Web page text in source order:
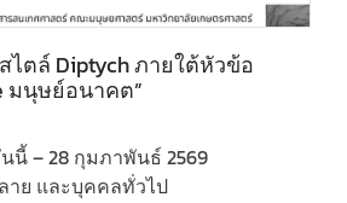
ตล์ Diptych ภายใต้หัวข้อ
มนุษย์อนาคต”
นี้ – 28 กุมภาพันธ์ 2569
ย และบุคคลทั่วไป